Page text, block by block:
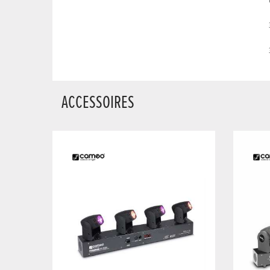
ACCESSOIRES